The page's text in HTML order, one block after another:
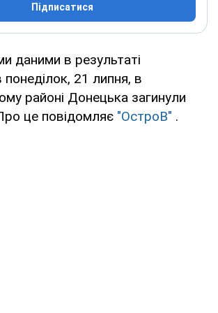
Підписатися
даними в результаті
понеділок, 21 липня, в
районі Донецька загинули
це повідомляє "ОстроВ" .